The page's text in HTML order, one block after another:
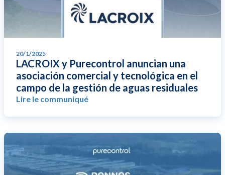
20/1/2025
LACROIX y Purecontrol anuncian una
asociación comercial y tecnológica en el
campo de la gestión de aguas residuales
Lire le communiqué